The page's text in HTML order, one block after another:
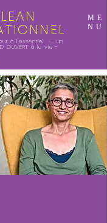
LEAN
ME
NU
à l'essentiel - un
OUVERT à la vie -